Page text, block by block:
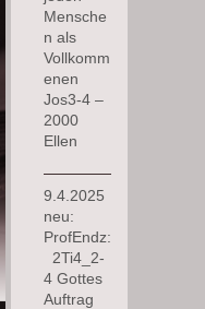
Mensche
n als
Vollkomm
enen
Jos3-4 –
2000
Ellen
9.4.2025
neu:
ProfEndz:
2Ti4_2-
4 Gottes
Auftrag